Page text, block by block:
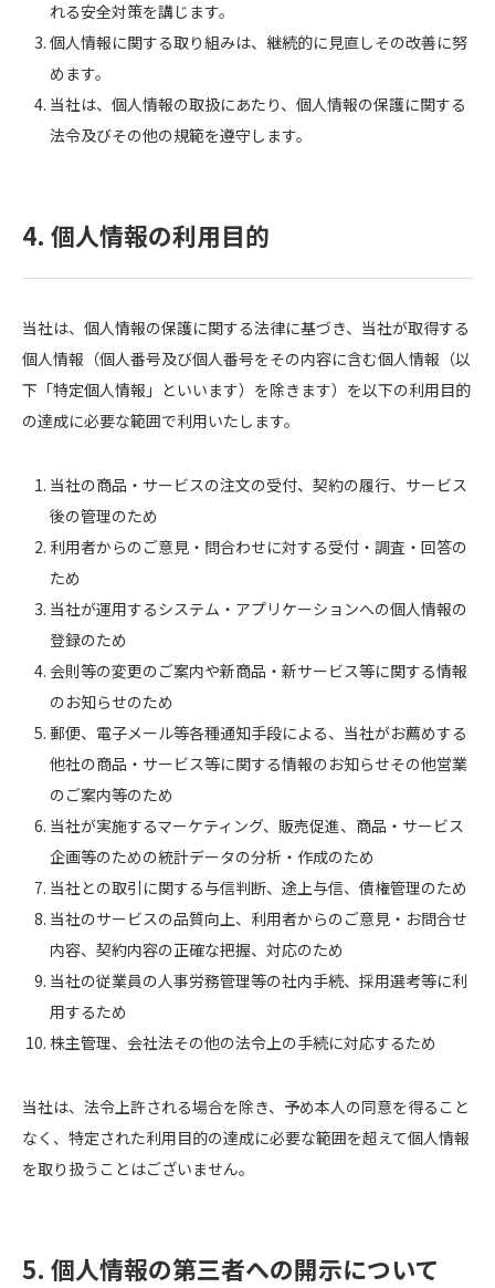
れる安全対策を講じます。
個人情報に関する取り組みは、継続的に見直しその改善に努
めます。
当社は、個人情報の取扱にあたり、個人情報の保護に関する
法令及びその他の規範を遵守します。
4. 個人情報の利用目的
当社は、個人情報の保護に関する法律に基づき、当社が取得する
個人情報（個人番号及び個人番号をその内容に含む個人情報（以
下「特定個人情報」といいます）を除きます）を以下の利用目的
の達成に必要な範囲で利用いたします。
当社の商品・サービスの注文の受付、契約の履行、サービス
後の管理のため
利用者からのご意見・問合わせに対する受付・調査・回答の
ため
当社が運用するシステム・アプリケーションへの個人情報の
登録のため
会則等の変更のご案内や新商品・新サービス等に関する情報
のお知らせのため
郵便、電子メール等各種通知手段による、当社がお薦めする
他社の商品・サービス等に関する情報のお知らせその他営業
のご案内等のため
当社が実施するマーケティング、販売促進、商品・サービス
企画等のための統計データの分析・作成のため
当社との取引に関する与信判断、途上与信、債権管理のため
当社のサービスの品質向上、利用者からのご意見・お問合せ
内容、契約内容の正確な把握、対応のため
当社の従業員の人事労務管理等の社内手続、採用選考等に利
用するため
株主管理、会社法その他の法令上の手続に対応するため
当社は、法令上許される場合を除き、予め本人の同意を得ること
なく、特定された利用目的の達成に必要な範囲を超えて個人情報
を取り扱うことはございません。
5. 個人情報の第三者への開示について